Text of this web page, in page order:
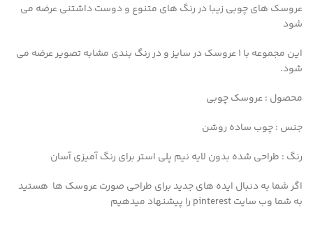
عروسک های چوبی زیبا در رنگ های متنوع و دوست داشتنی عرضه می
شود
این مجموعه با 1 عروسک در سایز و در رنگ بندی مشابه تصویر عرضه می
شود.
محصول : عروسک چوبی
جنس : چوب ساده روشن
رنگ : طراحی شده بدون لایه نیم پلی استر برای رنگ آمیزی آسان
اگر شما به دنبال ایده های جدید برای طراحی صورت عروسک ها هستید
به شما وب سایت pinterest را پیشنهاد میدهیم